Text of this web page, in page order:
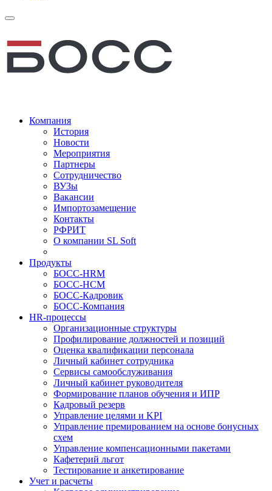
Компания
История
Новости
Мероприятия
Партнеры
Сотрудничество
ВУЗы
Вакансии
Импортозамещение
Контакты
РФРИТ
О компании SL Soft
Продукты
БОСС-HRM
БОСС-HCM
БОСС-Кадровик
БОСС-Компания
HR-процессы
Организационные структуры
Профилирование должностей и позиций
Оценка квалификации персонала
Личный кабинет сотрудника
Сервисы самообслуживания
Личный кабинет руководителя
Формирование планов обучения и ИПР
Кадровый резерв
Управление целями и KPI
Управление премированием на основе бонусных
схем
Управление компенсационными пакетами
Кафетерий льгот
Тестирование и анкетирование
Учет и расчеты